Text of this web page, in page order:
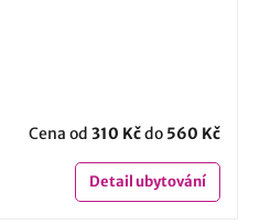
Cena od 310 Kčdo 560 Kč
Detailubytování